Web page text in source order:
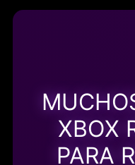
XBOX
PARA